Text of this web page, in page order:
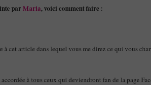
parMaria, voici comment faire :
cet article dans lequel vous me direz ce qui vous
accordée à tous ceux qui deviendront fan de la page